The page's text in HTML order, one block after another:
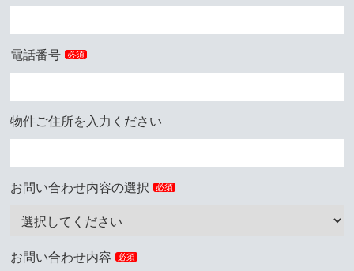
電話番号 必須
物件ご住所を入力ください
お問い合わせ内容の選択 必須
お問い合わせ内容 必須